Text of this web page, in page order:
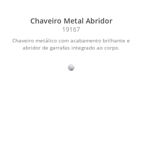
Chaveiro Metal Abridor
19167
Chaveiro metálico com acabamento brilhante e
abridor de garrafas integrado ao corpo.